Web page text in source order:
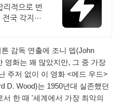
리적으로 번
국 각지에
감독 연출에 조니 뎁(John
영화는 꽤 많았지만, 그 중 가장
주저 없이 이 영화 <에드 우드>
D. Wood)는 1950년대 실존했던
한 때 '세계에서 가장 최악의